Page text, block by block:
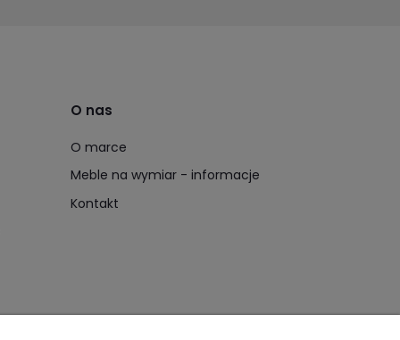
O nas
O marce
Meble na wymiar - informacje
Kontakt